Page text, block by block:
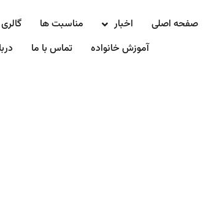
صفحه اصلی اخبار مناسبت ها گالری
آموزش خانواده
تماس با ما